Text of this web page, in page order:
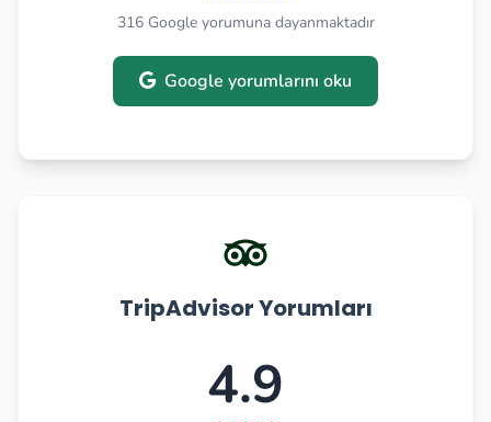
316 Google yorumuna dayanmaktadır
Google yorumlarını oku
TripAdvisor Yorumları
4.9